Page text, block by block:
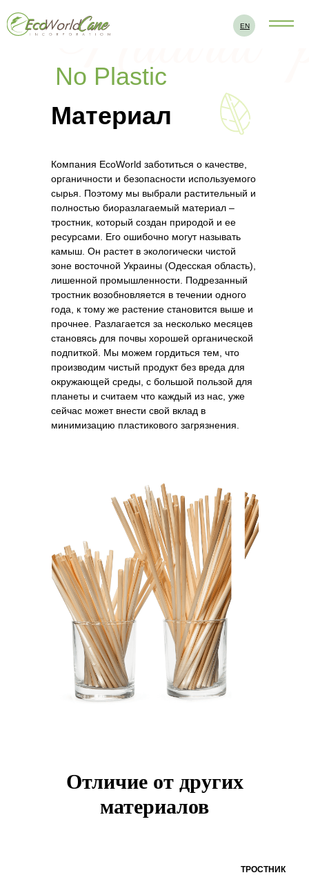
Компания EcoWorld заботиться о качестве,
органичности и безопасности используемого
сырья. Поэтому мы выбрали растительный и
полностью биоразлагаемый материал –
тростник, который создан природой и ее
ресурсами. Его ошибочно могут называть
камыш. Он растет в экологически чистой
зоне восточной Украины (Одесская область),
лишенной промышленности. Подрезанный
тростник возобновляется в течении одного
года, к тому же растение становится выше и
прочнее. Разлагается за несколько месяцев
становясь для почвы хорошей органической
подпиткой. Мы можем гордиться тем, что
производим чистый продукт без вреда для
окружающей среды, с большой пользой для
планеты и считаем что каждый из нас, уже
сейчас может внести свой вклад в
минимизацию пластикового загрязнения.
No Plastic
Материал
Отличие от других
материалов
ТРОСТНИК
EN